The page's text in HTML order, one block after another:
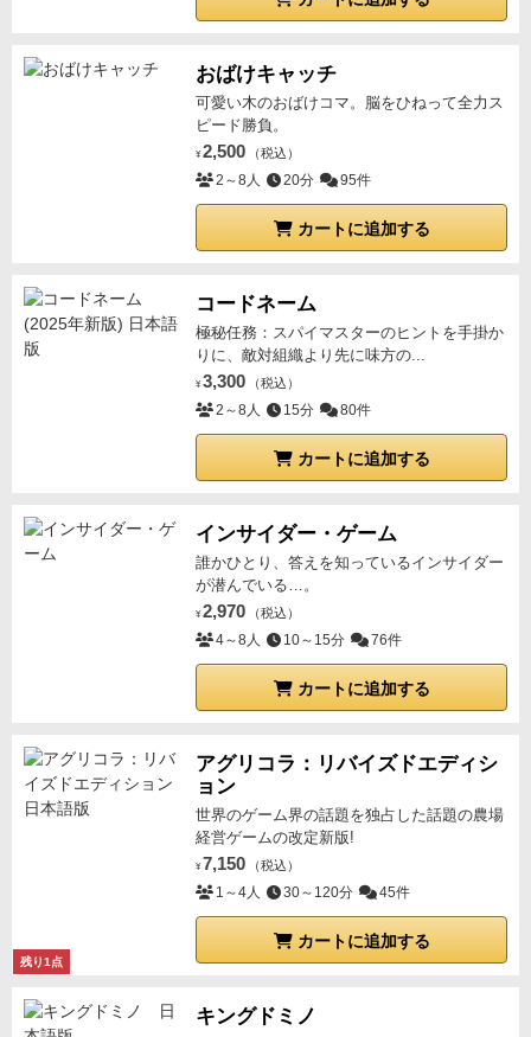
おばけキャッチ
可愛い木のおばけコマ。脳をひねって全力ス
ピード勝負。
¥ 2,500 （税込）
2～8人 20分 95件
カートに追加する
コードネーム
極秘任務：スパイマスターのヒントを手掛か
りに、敵対組織より先に味方の...
¥ 3,300 （税込）
2～8人 15分 80件
カートに追加する
インサイダー・ゲーム
誰かひとり、答えを知っているインサイダー
が潜んでいる…。
¥ 2,970 （税込）
4～8人 10～15分 76件
カートに追加する
残り1点
アグリコラ：リバイズドエディシ
ョン
世界のゲーム界の話題を独占した話題の農場
経営ゲームの改定新版!
¥ 7,150 （税込）
1～4人 30～120分 45件
カートに追加する
キングドミノ